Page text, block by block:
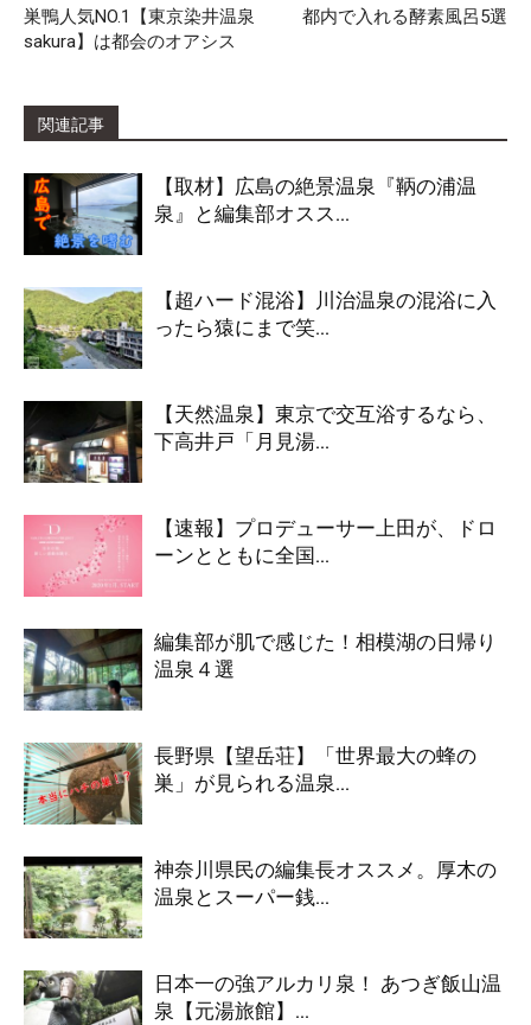
巣鴨人気NO.1【東京染井温泉
sakura】は都会のオアシス
都内で入れる酵素風呂5選
関連記事
【取材】広島の絶景温泉『鞆の浦温
泉』と編集部オスス...
【超ハード混浴】川治温泉の混浴に入
ったら猿にまで笑...
【天然温泉】東京で交互浴するなら、
下高井戸「月見湯...
【速報】プロデューサー上田が、ドロ
ーンとともに全国...
編集部が肌で感じた！相模湖の日帰り
温泉４選
長野県【望岳荘】「世界最大の蜂の
巣」が見られる温泉...
神奈川県民の編集長オススメ。厚木の
温泉とスーパー銭...
日本一の強アルカリ泉！ あつぎ飯山温
泉【元湯旅館】...